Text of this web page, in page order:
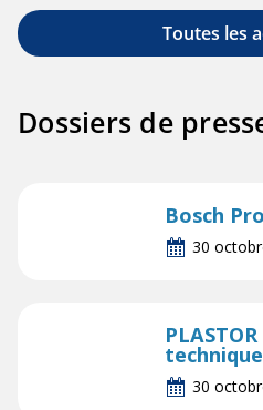
Toutes les
Dossiers de
Bosch
30
30